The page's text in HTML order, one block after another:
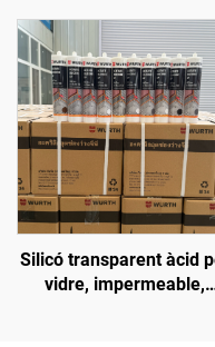
Wacker Qualitat
monocomponent Preu
Silicó transparent àcid
vidre, impermeable,